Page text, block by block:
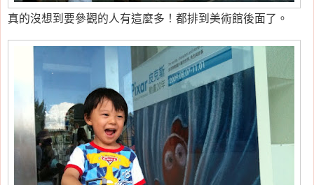
真的沒想到要參觀的人有這麼多！都排到美術館後面了。